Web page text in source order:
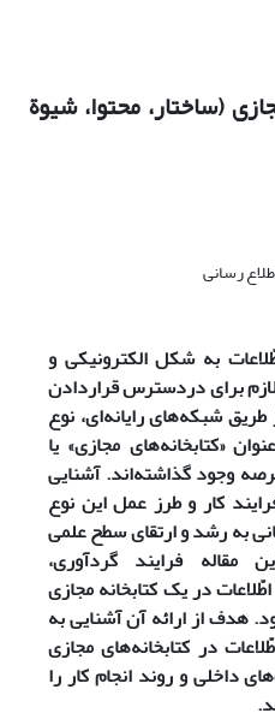
(ساختار، محتوا، شیوة
رسانی
به شکل الکترونیکی و
برای دردسترس قراردادن
شبکه‌های رایانه‌ای، نوع
«کتابخانه‌های مجازی» یا
وجود گذاشته‌اند. آشنایی
کار و طرز عمل این نوع
به رشد و ارتقای سطح علمی
مقاله فرایند گردآوری،
در یک کتابخانه مجازی
هدف از ارائه آن آشنایی به
در کتابخانه‌های مجازی
داخلی و روند انجام کار را